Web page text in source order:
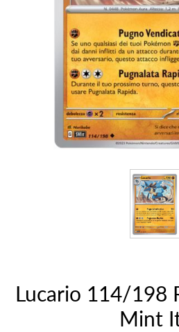
Lucario 114/198
Mint